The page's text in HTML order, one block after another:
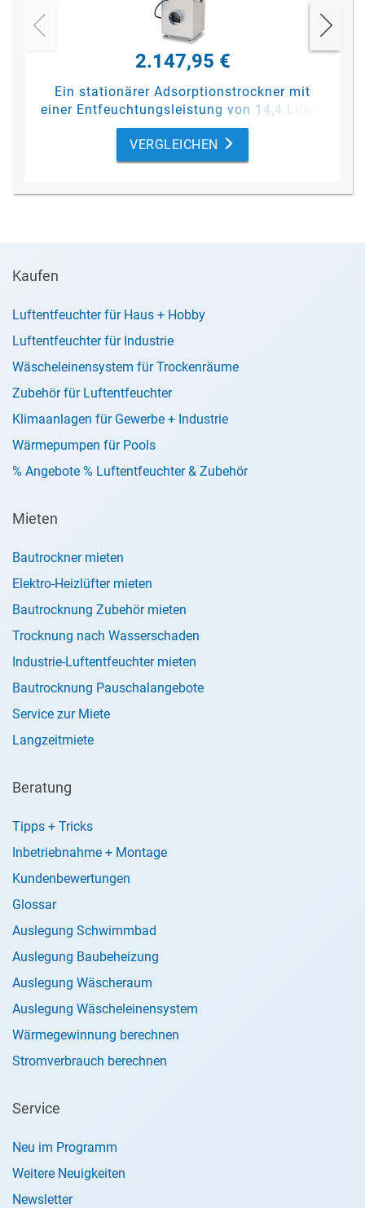
2.147,95 €
Ein stationärer Adsorptionstrockner mit
einer Entfeuchtungsleistung von 14,4 Litern
pro Tag (bei 20 °C/ 60%
VERGLEICHEN
Kaufen
Luftentfeuchter für Haus + Hobby
Luftentfeuchter für Industrie
Wäscheleinensystem für Trockenräume
Zubehör für Luftentfeuchter
Klimaanlagen für Gewerbe + Industrie
Wärmepumpen für Pools
% Angebote % Luftentfeuchter & Zubehör
Mieten
Bautrockner mieten
Elektro-Heizlüfter mieten
Bautrocknung Zubehör mieten
Trocknung nach Wasserschaden
Industrie-Luftentfeuchter mieten
Bautrocknung Pauschalangebote
Service zur Miete
Langzeitmiete
Beratung
Tipps + Tricks
Inbetriebnahme + Montage
Kundenbewertungen
Glossar
Auslegung Schwimmbad
Auslegung Baubeheizung
Auslegung Wäscheraum
Auslegung Wäscheleinensystem
Wärmegewinnung berechnen
Stromverbrauch berechnen
Service
Neu im Programm
Weitere Neuigkeiten
Newsletter